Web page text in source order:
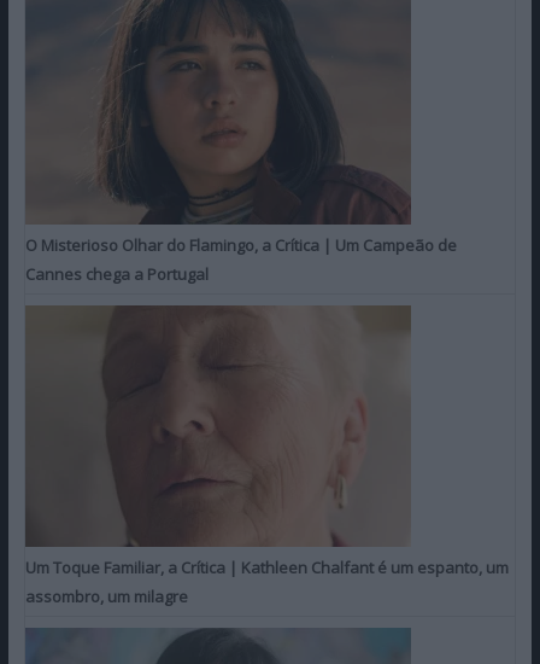
O Misterioso Olhar do Flamingo, a Crítica | Um Campeão de
Cannes chega a Portugal
Um Toque Familiar, a Crítica | Kathleen Chalfant é um espanto, um
assombro, um milagre